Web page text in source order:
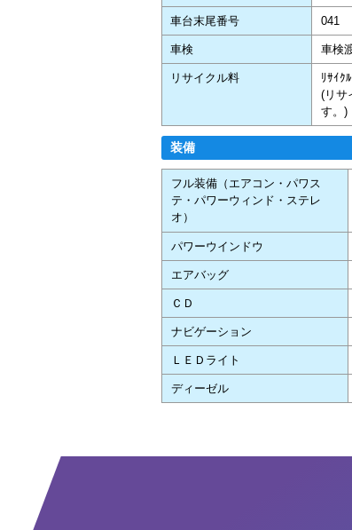
車台末尾番号 041
車検 車検
リサイクル料
ﾘｻｲ
(リサ
す。)
装備
フル装備（エアコン・パワス
テ・パワーウィンド・ステレ
オ）
パワーウインドウ
エアバッグ
ＣＤ
ナビゲーション
ＬＥＤライト
ディーゼル